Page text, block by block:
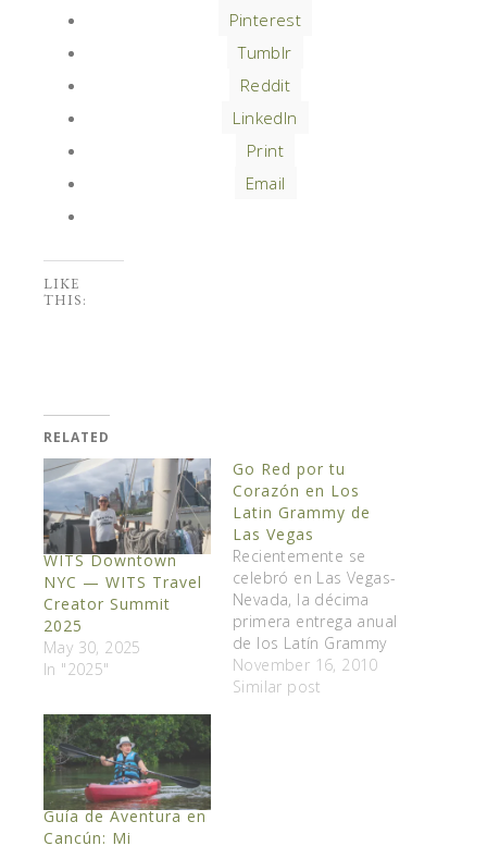
Pinterest
Tumblr
Reddit
LinkedIn
Print
Email
LIKE
THIS:
RELATED
WITS Downtown
NYC — WITS Travel
Creator Summit
2025
May 30, 2025
In "2025"
Go Red por tu
Corazón en Los
Latin Grammy de
Las Vegas
Recientemente se
celebró en Las Vegas-
Nevada, la décima
primera entrega anual
de los Latín Grammy
a la Musica Latina, un
evento donde
November 16, 2010
Similar post
Guía de Aventura en
Cancún: Mi